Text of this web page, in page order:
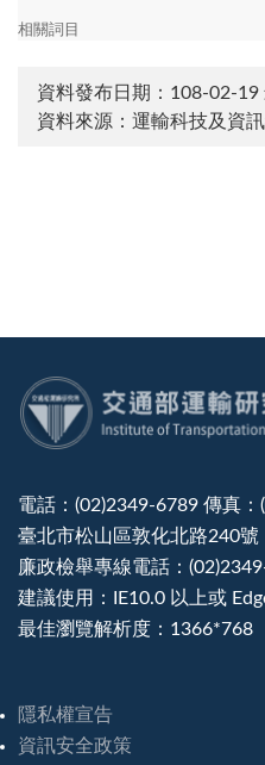
相關詞目
資料發布日期：108-02-19
資料來源：運輸科技及資訊
電話：(02)2349-6789 傳真
臺北市松山區敦化北路240號
廉政檢舉專線電話：
建議使用：IE10.0 以上或
最佳瀏覽解析度：1366*768
隱私權宣告
資訊安全政策